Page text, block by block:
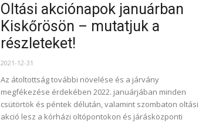
Oltási akciónapok januárban
Kiskőrösön – mutatjuk a
részleteket!
2021-12-31
Az átoltottság további növelése és a járvány
megfékezése érdekében 2022. januárjában minden
csütörtök és péntek délután, valamint szombaton oltási
akció lesz a kórházi oltópontokon és járásközponti